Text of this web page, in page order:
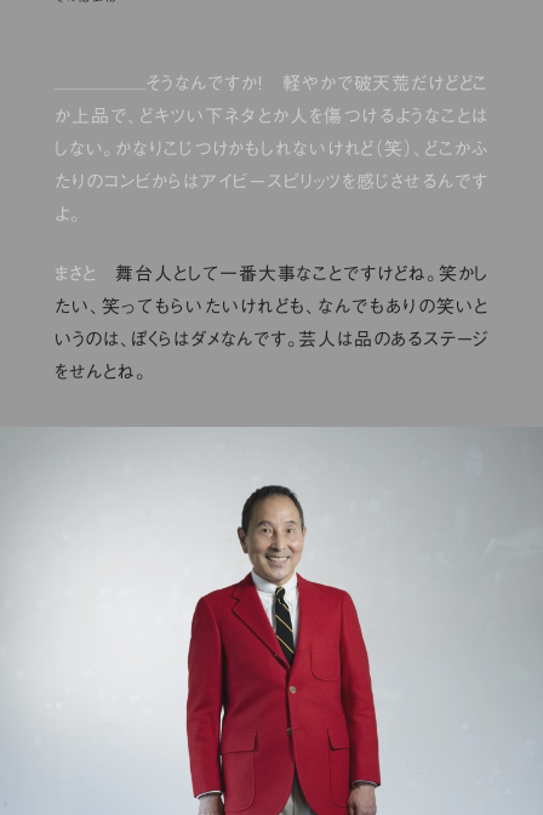
そうなんですか！ 軽やかで破天荒だけどどこ
か上品で、どキツい下ネタとか人を傷つけるようなことは
しない。かなりこじつけかもしれないけれど（笑）、どこかふ
たりのコンビからはアイビースピリッツを感じさせるんです
よ。
まさと
舞台人として一番大事なことですけどね。笑かし
たい、笑ってもらいたいけれども、なんでもありの笑いと
いうのは、ぼくらはダメなんです。芸人は品のあるステージ
をせんとね。